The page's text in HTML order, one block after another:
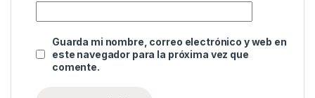
Guarda mi nombre, correo electrónico y web en
este navegador para la próxima vez que
comente.